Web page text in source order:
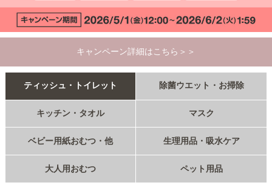
キャンペーン詳細はこちら＞＞
ティッシュ・トイレット 除菌ウエット・お掃除
キッチン・タオル マスク
ベビー用紙おむつ・他 生理用品・吸水ケア
大人用おむつ ペット用品